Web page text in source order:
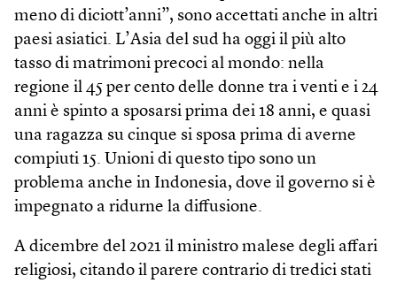
meno di diciott’anni”, sono accettati anche in altri
paesi asiatici. L’Asia del sud ha oggi il più alto
tasso di matrimoni precoci al mondo: nella
regione il 45 per cento delle donne tra i venti e i 24
anni è spinto a sposarsi prima dei 18 anni, e quasi
una ragazza su cinque si sposa prima di averne
compiuti 15. Unioni di questo tipo sono un
problema anche in Indonesia, dove il governo si è
impegnato a ridurne la diffusione.
A dicembre del 2021 il ministro malese degli affari
religiosi, citando il parere contrario di tredici stati